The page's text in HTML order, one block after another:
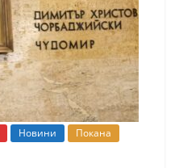
Новини
Покана